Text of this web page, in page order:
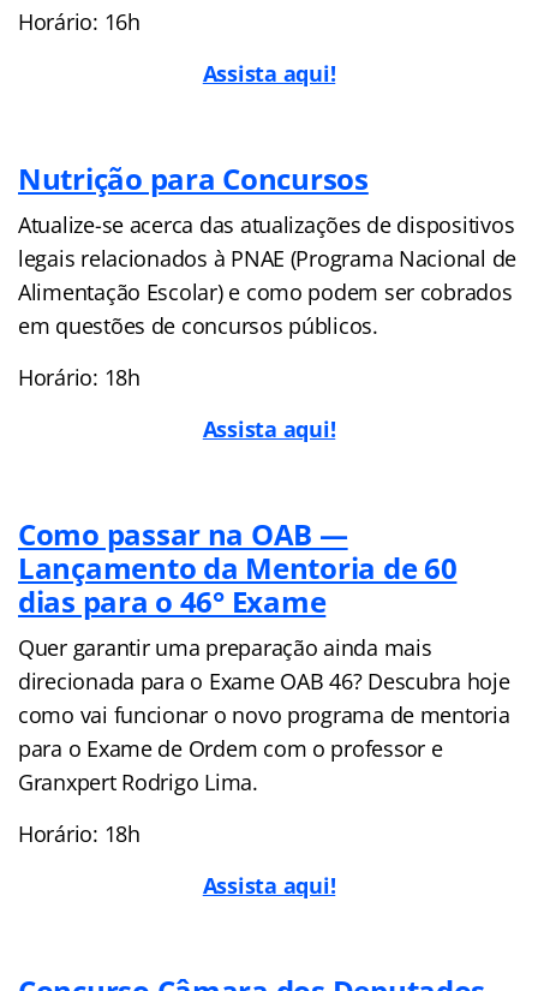
Horário: 16h
Assista aqui!
Nutrição para Concursos
Atualize-se acerca das atualizações de dispositivos
legais relacionados à PNAE (Programa Nacional de
Alimentação Escolar) e como podem ser cobrados
em questões de concursos públicos.
Horário: 18h
Assista aqui!
Como passar na OAB —
Lançamento da Mentoria de 60
dias para o 46° Exame
Quer garantir uma preparação ainda mais
direcionada para o Exame OAB 46? Descubra hoje
como vai funcionar o novo programa de mentoria
para o Exame de Ordem com o professor e
Granxpert Rodrigo Lima.
Horário: 18h
Assista aqui!